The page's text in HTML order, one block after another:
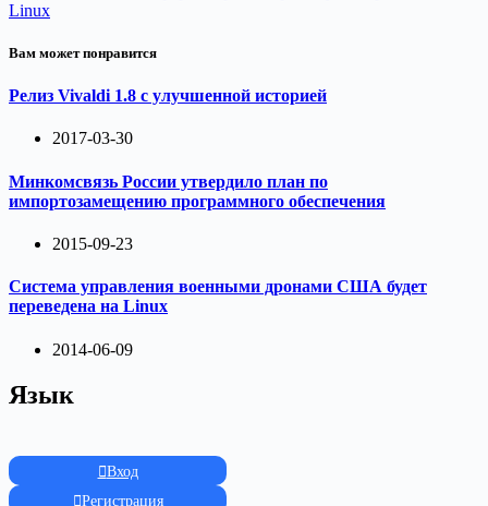
Linux
Вам может понравится
Релиз Vivaldi 1.8 с улучшенной историей
2017-03-30
Минкомсвязь России утвердило план по
импортозамещению программного обеспечения
2015-09-23
Система управления военными дронами США будет
переведена на Linux
2014-06-09
Язык
Вход
Регистрация